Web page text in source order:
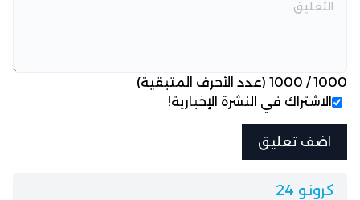
1000
/
1000 (عدد الأحرف المتبقية)
الاشتراك في النشرة الإخبارية!
كرونو 24